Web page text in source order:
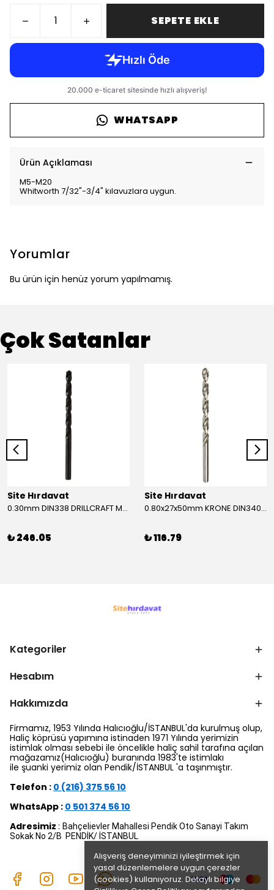
Alışveriş deneyiminizi iyileştirmek için
yasal düzenlemelere uygun çerezler
(cookies) kullanıyoruz. Detaylı bilgiye
SEPETE EKLE
WHATSAPP
Ürün Açıklaması
M5-M20
Whitworth 7/32"-3/4" kılavuzlara uygun.
Yorumlar
Bu ürün için henüz yorum yapılmamış.
Çok Satanlar
Site Hırdavat
0.30mm DIN338 DRILLCRAFT MATKAP UCU HSS 10 Adet
₺ 246.05
Site Hırdavat
0.80x27x50mm KRONE DIN340 UZUN MATKAP UCU HSS 10 Adet
₺ 116.79
Kategoriler
Hesabım
Hakkımızda
Firmamız, 1953 Yılında Halıcıoğlu/İSTANBUL'da kurulmuş olup,
Haliç köprüsü yapımına istinaden 1971 Yılında yerimizin
istimlak olması sebebi ile öncelikle haliç sahil tarafına açılan
mağazamız(Halıcıoğlu) buranında 1983'te istimlakı
ile şuanki yerimiz olan Pendik/İSTANBUL 'a taşınmıştır.
Telefon : 0 (216) 375 56 10
WhatsApp : 0 501 374 56 10
Adresimiz : Bahçelievler Mahallesi Pendik Oto Sanayi Takım
Sokak No 2/B PENDİK/ İSTANBUL